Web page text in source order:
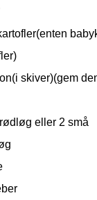
skiver)(gem
eller 2 små